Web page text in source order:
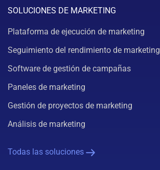
SOLUCIONES DE MARKETING
Plataforma de ejecución de marketing
Seguimiento del rendimiento de marketing
Software de gestión de campañas
Paneles de marketing
Gestión de proyectos de marketing
Análisis de marketing
Todas las soluciones